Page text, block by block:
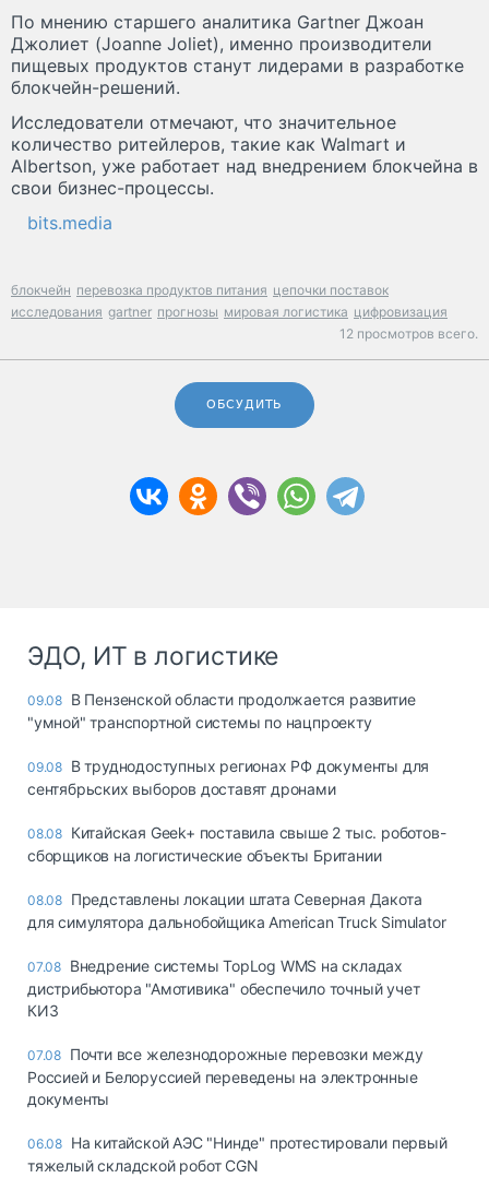
По мнению старшего аналитика Gartner Джоан
Джолиет (Joanne Joliet), именно производители
пищевых продуктов станут лидерами в разработке
блокчейн-решений.
Исследователи отмечают, что значительное
количество ритейлеров, такие как Walmart и
Albertson, уже работает над внедрением блокчейна в
свои бизнес-процессы.
bits.media
блокчейн перевозка продуктов питания цепочки поставок
исследования gartner прогнозы мировая логистика цифровизация
12 просмотров всего.
ОБСУДИТЬ
ЭДО, ИТ в логистике
09.08 В Пензенской области продолжается развитие
"умной" транспортной системы по нацпроекту
09.08 В труднодоступных регионах РФ документы для
сентябрьских выборов доставят дронами
08.08 Китайская Geek+ поставила свыше 2 тыс. роботов-
сборщиков на логистические объекты Британии
08.08 Представлены локации штата Северная Дакота
для симулятора дальнобойщика American Truck Simulator
07.08 Внедрение системы TopLog WMS на складах
дистрибьютора "Амотивика" обеспечило точный учет
КИЗ
07.08 Почти все железнодорожные перевозки между
Россией и Белоруссией переведены на электронные
документы
06.08 На китайской АЭС "Нинде" протестировали первый
тяжелый складской робот CGN